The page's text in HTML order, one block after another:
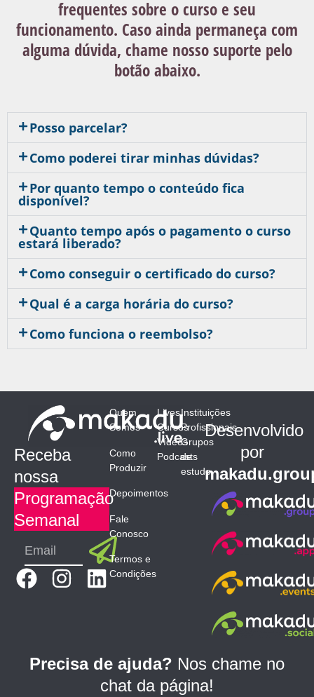
frequentes sobre o curso e seu
funcionamento. Caso ainda permaneça com
alguma dúvida, chame nosso suporte pelo
botão abaixo.
Posso parcelar?
Como poderei tirar minhas dúvidas?
Por quanto tempo o conteúdo fica
disponível?
Quanto tempo após o pagamento o curso
estará liberado?
Como conseguir o certificado do curso?
Qual é a carga horária do curso?
Como funciona o reembolso?
Receba
nossa
Programação
Semanal
Email Submit
F
b
I
a
L
e
d
Quem
Somos
Como
Produzir
Depoimentos
Fale
Conosco
Termos e
Condições
Lives
Cursos
Vídeos
Podcasts
Instituições
Profissionais
Grupos
de
estudo
Desenvolvido
por
Precisa de ajuda? Nos chame no
chat da página!